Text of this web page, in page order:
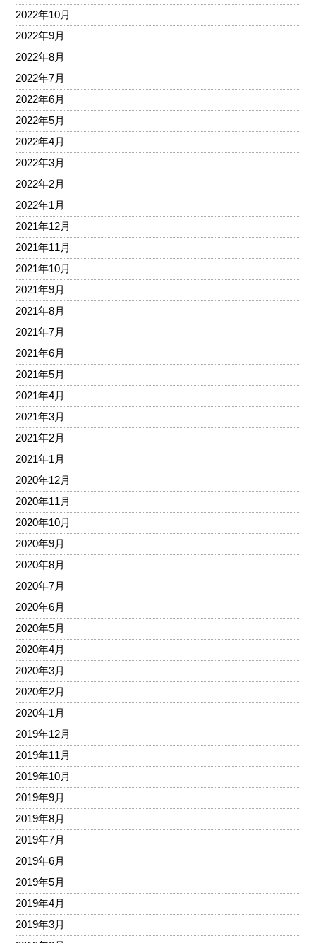
2022年10月
2022年9月
2022年8月
2022年7月
2022年6月
2022年5月
2022年4月
2022年3月
2022年2月
2022年1月
2021年12月
2021年11月
2021年10月
2021年9月
2021年8月
2021年7月
2021年6月
2021年5月
2021年4月
2021年3月
2021年2月
2021年1月
2020年12月
2020年11月
2020年10月
2020年9月
2020年8月
2020年7月
2020年6月
2020年5月
2020年4月
2020年3月
2020年2月
2020年1月
2019年12月
2019年11月
2019年10月
2019年9月
2019年8月
2019年7月
2019年6月
2019年5月
2019年4月
2019年3月